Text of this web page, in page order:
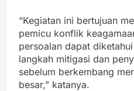
“Kegiatan ini bertujuan
pemicu konflik
persoalan dapat
langkah mitigasi dan
sebelum berkembang
besar,” katanya.